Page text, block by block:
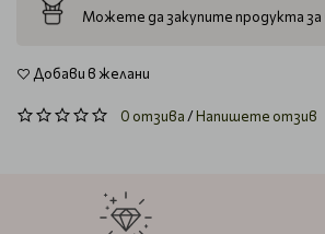
Можете да закупите продукта за
Добави в желани
0 отзива/Напишете отзив